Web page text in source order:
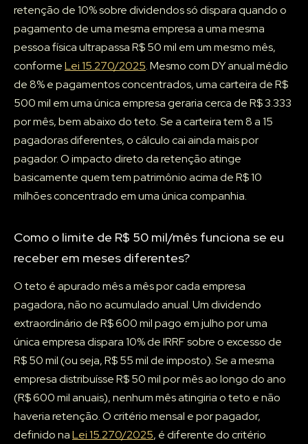
retenção de 10% sobre dividendos só dispara quando o
pagamento de uma mesma empresa a uma mesma
pessoa física ultrapassa R$ 50 mil em um mesmo mês,
conformeLei 15.270/2025. Mesmo com DY anual médio
de 8% e pagamentos concentrados, uma carteira de R$
500 mil em uma única empresa geraria cerca de R$ 3.333
por mês, bem abaixo do teto. Se a carteira tem 8 a 15
pagadoras diferentes, o cálculo cai ainda mais por
pagador. O impacto direto da retenção atinge
basicamente quem tem patrimônio acima de R$ 10
milhões concentrado em uma única companhia.
Como o limite de R$ 50 mil/mês funciona se eu
receber em meses diferentes?
O teto é apurado mês a mês por cada empresa
pagadora, não no acumulado anual. Um dividendo
extraordinário de R$ 600 mil pago em julho por uma
única empresa dispara 10% de IRRF sobre o excesso de
R$ 50 mil (ou seja, R$ 55 mil de imposto). Se a mesma
empresa distribuísse R$ 50 mil por mês ao longo do ano
(R$ 600 mil anuais), nenhum mês atingiria o teto e não
haveria retenção. O critério mensal e por pagador,
definido naLei 15.270/2025, é diferente do critério